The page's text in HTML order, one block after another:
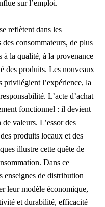
sur l’emploi.
reflètent dans les
des consommateurs, de plus
à la qualité, à la provenance
des produits. Les nouveaux
privilégient l’expérience, la
L’acte d’achat
fonctionnel : il devient
valeurs. L’essor des
produits locaux et des
illustre cette quête de
Dans ce
enseignes de distribution
leur modèle économique,
et durabilité, efficacité